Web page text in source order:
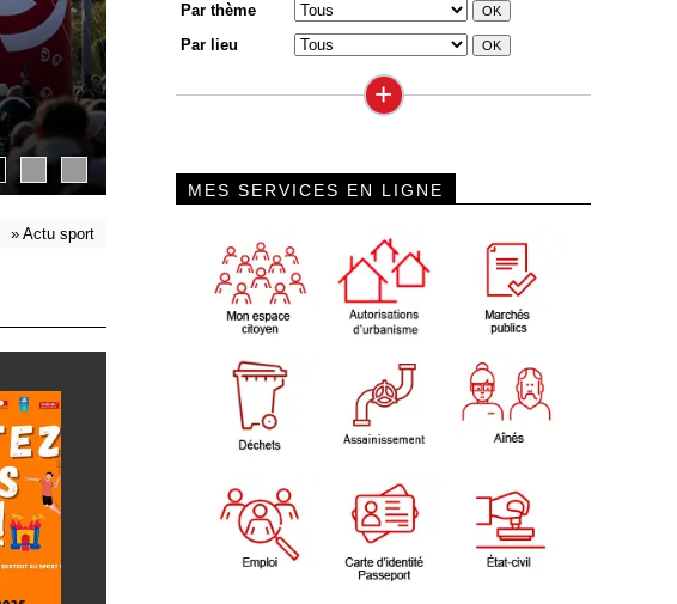
» Actu sport
Par thème
Par lieu
+
MES SERVICES EN LIGNE